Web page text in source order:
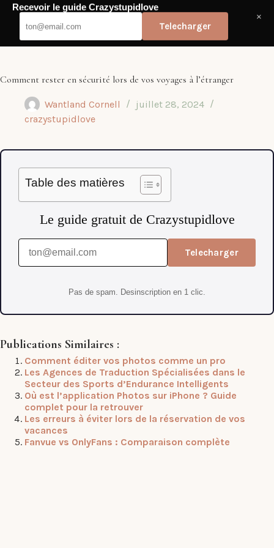
Passer
contenu
Crazy Stupid Love
Comment rester en sécurité lors de vos voyages à l’étranger
Wantland Cornell
juillet 28, 2024
crazystupidlove
Table des matières
Le guide gratuit de Crazystupidlove
Telecharger
Pas de spam. Desinscription en 1 clic.
Publications Similaires :
Comment éditer vos photos comme un pro
Les Agences de Traduction Spécialisées dans le
Secteur des Sports d’Endurance Intelligents
Où est l’application Photos sur iPhone ? Guide
complet pour la retrouver
Les erreurs à éviter lors de la réservation de vos
vacances
Fanvue vs OnlyFans : Comparaison complète
Recevoir le guide Crazystupidlove
Telecharger
×